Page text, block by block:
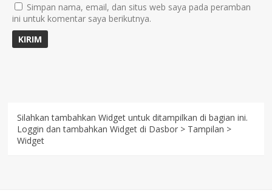
Simpan nama, email, dan situs web saya pada peramban
ini untuk komentar saya berikutnya.
Silahkan tambahkan Widget untuk ditampilkan di bagian ini.
Loggin dan tambahkan Widget di Dasbor > Tampilan >
Widget